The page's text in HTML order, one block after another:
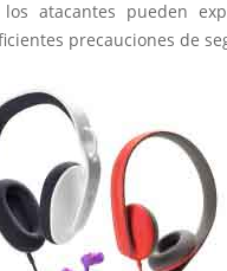
atacantes pueden
precauciones de